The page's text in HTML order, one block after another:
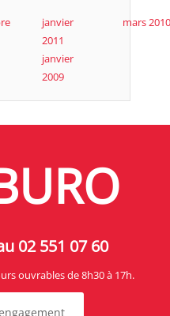
janvier
2011
mars 2010
janvier
2009
02 551 07 60
ouvrables de 8h30 à 17h.